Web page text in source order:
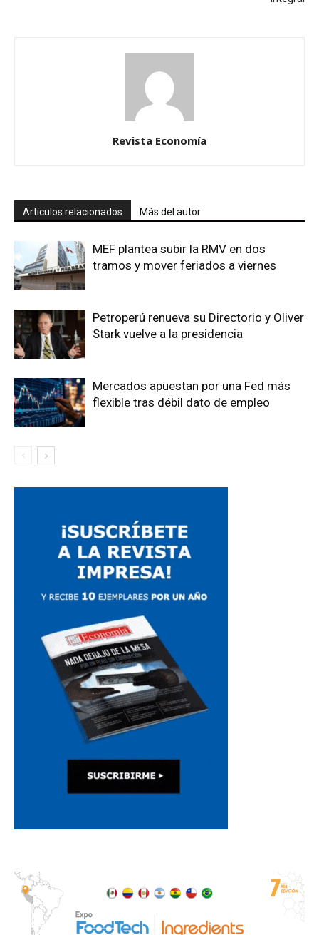
Revista Economía
Artículos relacionados Más del autor
MEF plantea subir la RMV en dos
tramos y mover feriados a viernes
Petroperú renueva su Directorio y Oliver
Stark vuelve a la presidencia
Mercados apuestan por una Fed más
flexible tras débil dato de empleo